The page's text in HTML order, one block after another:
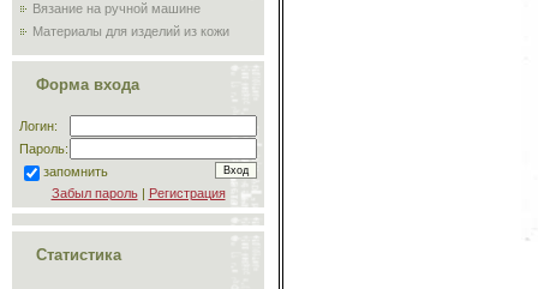
Вязание на ручной машине
Материалы для изделий из кожи
Сам себе мастер
Обучение плиточников и
мозаичников
Форма входа
Логин:
Пароль:
запомнить
Забыл пароль| Регистрация
Статистика